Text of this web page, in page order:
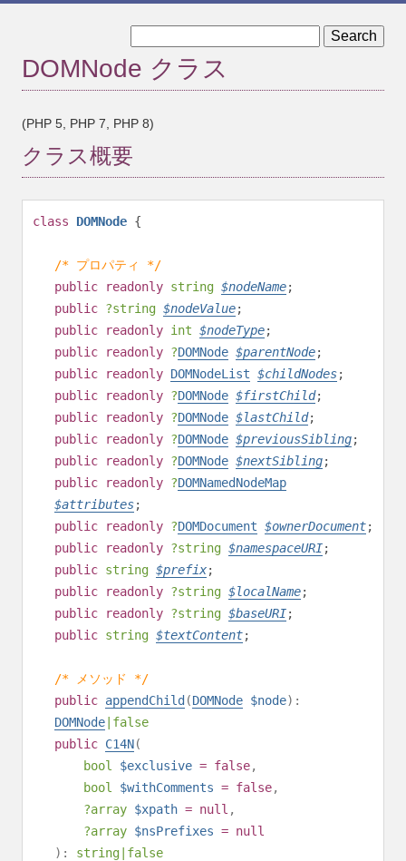
DOMNode クラス
(PHP 5, PHP 7, PHP 8)
クラス概要
class DOMNode {
/* プロパティ */
public
readonly string $nodeName;
public ?string $nodeValue;
public
readonly int $nodeType;
public
readonly ?DOMNode $parentNode;
public
readonly DOMNodeList $childNodes;
public
readonly ?DOMNode $firstChild;
public
readonly ?DOMNode $lastChild;
public
readonly ?DOMNode $previousSibling;
public
readonly ?DOMNode $nextSibling;
public
readonly ?DOMNamedNodeMap
$attributes;
public
readonly ?DOMDocument $ownerDocument;
public
readonly ?string $namespaceURI;
public string $prefix;
public
readonly ?string $localName;
public
readonly ?string $baseURI;
public string $textContent;
/* メソッド */
public appendChild (DOMNode $node):
DOMNode false
public C14N(
bool
$exclusive = false,
bool
$withComments = false,
?array $xpath = null ,
?array $nsPrefixes = null
): string false